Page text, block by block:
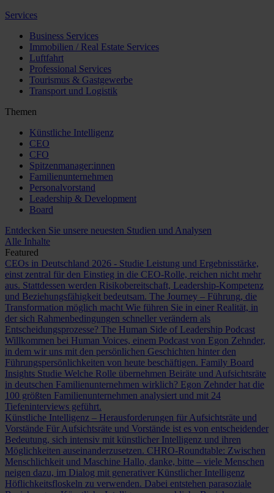
Services
Business Services
Immobilien / Real Estate Services
Luftfahrt
Professional Services
Tourismus & Gastgewerbe
Transport und Logistik
Themen
Künstliche Intelligenz
CEO
CFO
Spitzenmanager:innen
Familienunternehmen
Personalvorstand
Leadership & Development
Board
Entdecken Sie unsere neuesten Studien und Analysen
Alle Inhalte
Featured
CEOs in Deutschland 2026 - Studie Leistung und Ergebnisstärke,
einst zentral für den Einstieg in die CEO-Rolle, reichen nicht mehr
aus. Stattdessen werden Risikobereitschaft, Leadership-Kompetenz
und Beziehungsfähigkeit bedeutsam. The Journey – Führung, die
Transformation möglich macht Wie führen Sie in einer Realität, in
der sich Rahmenbedingungen schneller verändern als
Entscheidungsprozesse? The Human Side of Leadership Podcast
Willkommen bei Human Voices, einem Podcast von Egon Zehnder,
in dem wir uns mit den persönlichen Geschichten hinter den
Führungspersönlichkeiten von heute beschäftigen. Family Board
Insights Studie Welche Rolle übernehmen Beiräte und Aufsichtsräte
in deutschen Familienunternehmen wirklich? Egon Zehnder hat die
100 größten Familienunternehmen analysiert und mit 24
Tiefeninterviews geführt.
Künstliche Intelligenz – Herausforderungen für Aufsichtsräte und
Vorstände Für Aufsichtsräte und Vorstände ist es von entscheidender
Bedeutung, sich intensiv mit künstlicher Intelligenz und ihren
Möglichkeiten auseinanderzusetzen. CHRO-Roundtable: Zwischen
Menschlichkeit und Maschine Hallo, danke, bitte – viele Menschen
neigen dazu, im Dialog mit generativer Künstlicher Intelligenz
Höflichkeitsfloskeln zu verwenden. Dabei entstehen parasoziale